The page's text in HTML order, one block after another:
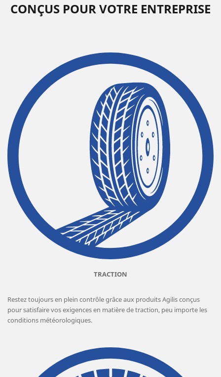
CONÇUS POUR VOTRE ENTREPRISE
TRACTION
Restez toujours en plein contrôle grâce aux produits Agilis conçus
pour satisfaire vos exigences en matière de traction, peu importe les
conditions météorologiques.